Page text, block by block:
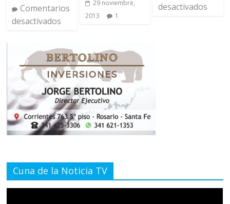
Comentarios
desactivados
29 noviembre,
2013
1
desactivados
Cuna de la Noticia TV